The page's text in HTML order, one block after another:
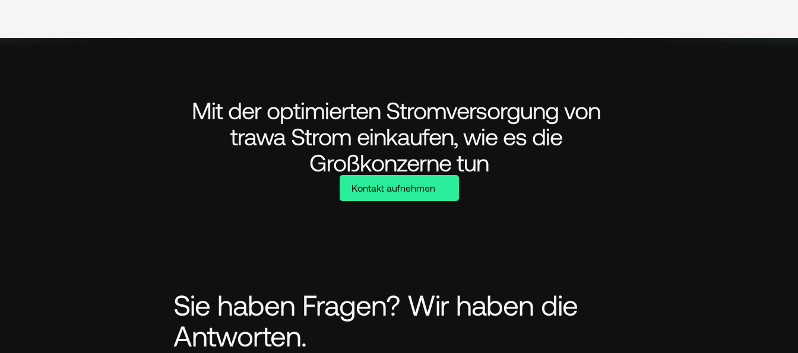
Mit der optimierten Stromversorgung von
trawa Strom einkaufen, wie es die
Großkonzerne tun
Kontakt aufnehmen
Sie haben Fragen? Wir haben die
Antworten.